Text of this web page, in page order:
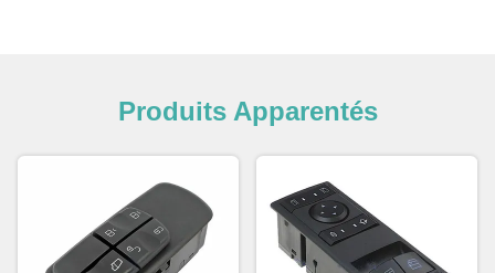
Produits Apparentés